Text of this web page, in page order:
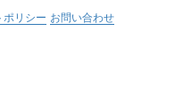
ポリシー お問い合わせ